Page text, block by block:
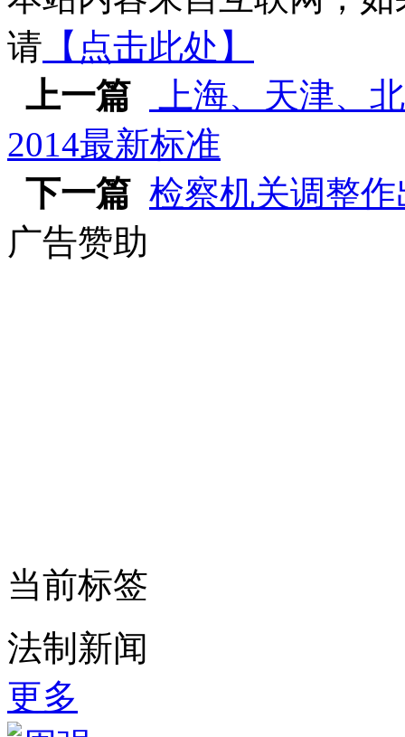
请 【点击此处】
上一篇
上海、天津、
2014最新标准
下一篇 检察机关调整
广告赞助
当前标签
法制新闻
更多